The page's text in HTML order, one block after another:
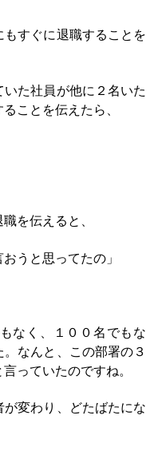
すぐに退職することを
た社員が他に２名いた
ことを伝えたら、
を伝えると、
うと思ってたの」
なく、１００名でもな
なんと、この部署の３
っていたのですね。
変わり、どたばたにな